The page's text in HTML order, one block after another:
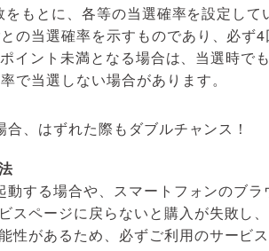
もとに、各等の当選確率を設定して
の当選確率を示すものであり、必ず
ント未満となる場合は、当選時で
で当選しない場合があります。
、はずれた際もダブルチャンス！
する場合や、スマートフォンのブラ
ページに戻らないと購入が失敗し、
性があるため、必ずご利用のサービ